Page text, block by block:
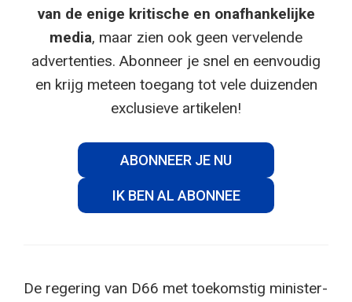
van de enige kritische en onafhankelijke
media, maar zien ook geen vervelende
advertenties. Abonneer je snel en eenvoudig
en krijg meteen toegang tot vele duizenden
exclusieve artikelen!
ABONNEER JE NU
IK BEN AL ABONNEE
De regering van D66 met toekomstig minister-